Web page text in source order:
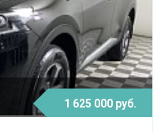
1 625 000 руб.